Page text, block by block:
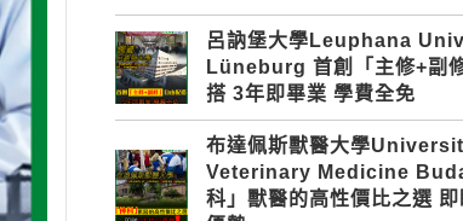
呂訥堡大學Leuphana
Lüneburg 首創「主修+副
搭 3年即畢業 學費全免
布達佩斯獸醫大學
Veterinary Medicine
科」獸醫的高性價比之選